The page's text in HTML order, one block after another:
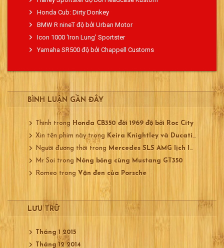
Honda Cub: Dirty Donkey
BMW R nineT độ bởi Urban Motor
Icon 1000 ‘Iron Lung’ Sportster
Yamaha SR500 độ bởi Chappell Customs
BÌNH LUẬN GẦN ĐÂY
Thinh trong
Honda CB350 đời 1969 độ bởi Roc City
Xin tên phim nàytrong
Keira Knightley và Ducati 750
Người đương thời trong Mercedes SLS AMG lịch lãm
Mr Soi trong Nóng bỏng cùng Mustang GT350
Romeo trong Vận đen của Porsche
LƯU TRỮ
Tháng 1 2015
Tháng 12 2014